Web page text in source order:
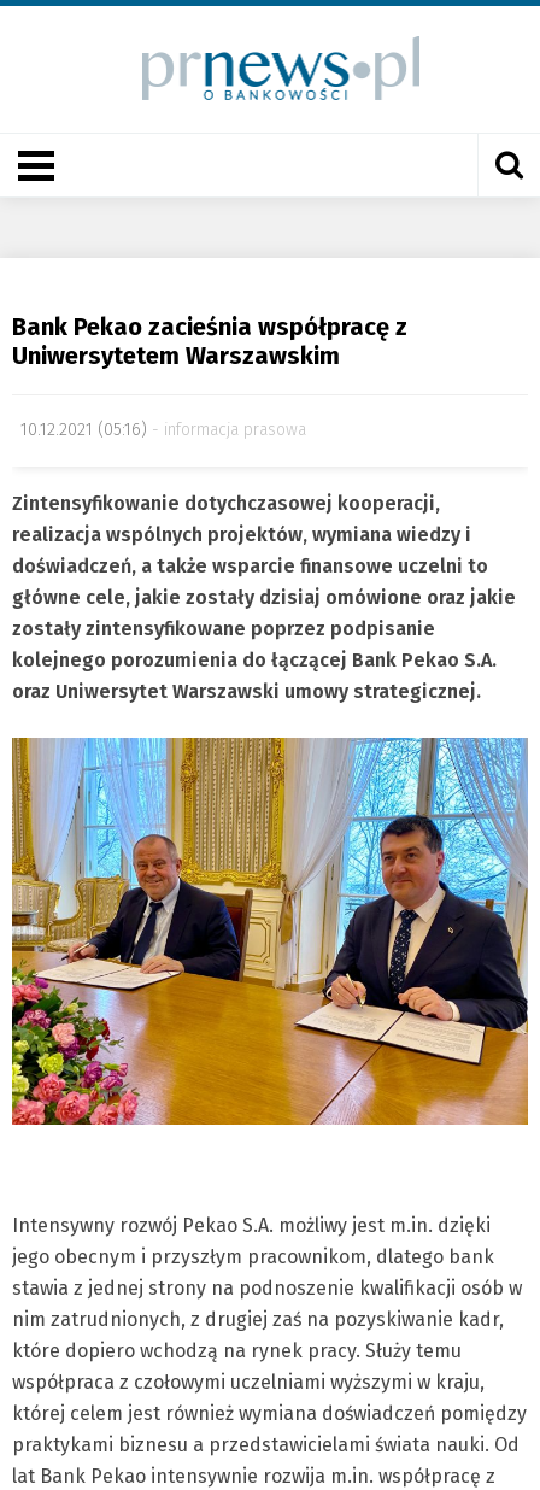
Bank Pekao zacieśnia współpracę z
Uniwersytetem Warszawskim
10.12.2021 (05:16) informacja prasowa
Zintensyfikowanie dotychczasowej kooperacji,
realizacja wspólnych projektów, wymiana wiedzy i
doświadczeń, a także wsparcie finansowe uczelni to
główne cele, jakie zostały dzisiaj omówione oraz jakie
zostały zintensyfikowane poprzez podpisanie
kolejnego porozumienia do łączącej Bank Pekao S.A.
oraz Uniwersytet Warszawski umowy strategicznej.
Intensywny rozwój Pekao S.A. możliwy jest m.in. dzięki
jego obecnym i przyszłym pracownikom, dlatego bank
stawia z jednej strony na podnoszenie kwalifikacji osób w
nim zatrudnionych, z drugiej zaś na pozyskiwanie kadr,
które dopiero wchodzą na rynek pracy. Służy temu
współpraca z czołowymi uczelniami wyższymi w kraju,
której celem jest również wymiana doświadczeń pomiędzy
praktykami biznesu a przedstawicielami świata nauki. Od
lat Bank Pekao intensywnie rozwija m.in. współpracę z